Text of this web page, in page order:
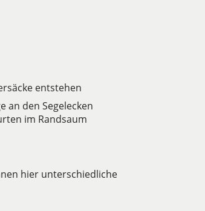
entstehen
an den Segelecken
im Randsaum
hier unterschiedliche